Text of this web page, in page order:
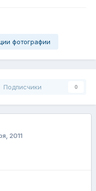
фотографии
Подписчики 0
2011